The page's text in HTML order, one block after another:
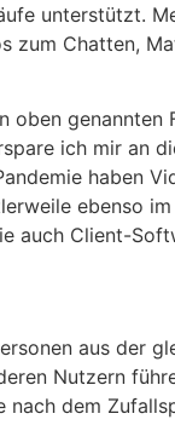
unterstützt.
Chatten,
oben genannten
ich mir an
haben
ebenso
auch Client-
aus der
Nutzern
dem